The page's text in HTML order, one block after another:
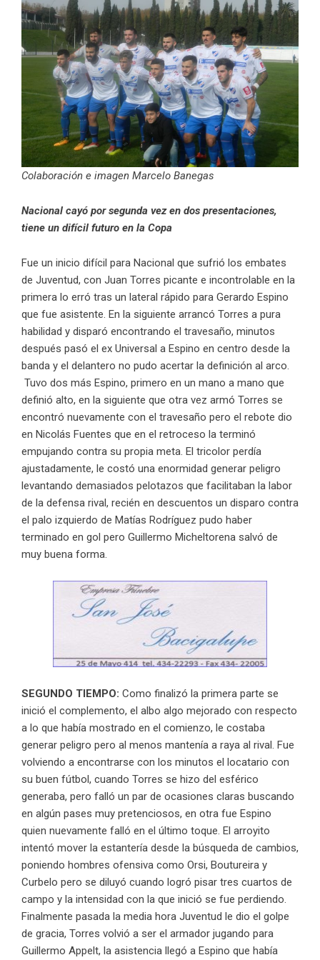
Colaboración e imagen Marcelo Banegas
Nacional cayó por segunda vez en dos presentaciones,
tiene un difícil futuro en la Copa
Fue un inicio difícil para Nacional que sufrió los embates
de Juventud, con Juan Torres picante e incontrolable en la
primera lo erró tras un lateral rápido para Gerardo Espino
que fue asistente. En la siguiente arrancó Torres a pura
habilidad y disparó encontrando el travesaño, minutos
después pasó el ex Universal a Espino en centro desde la
banda y el delantero no pudo acertar la definición al arco.
Tuvo dos más Espino, primero en un mano a mano que
definió alto, en la siguiente que otra vez armó Torres se
encontró nuevamente con el travesaño pero el rebote dio
en Nicolás Fuentes que en el retroceso la terminó
empujando contra su propia meta. El tricolor perdía
ajustadamente, le costó una enormidad generar peligro
levantando demasiados pelotazos que facilitaban la labor
de la defensa rival, recién en descuentos un disparo contra
el palo izquierdo de Matías Rodríguez pudo haber
terminado en gol pero Guillermo Micheltorena salvó de
muy buena forma.
SEGUNDO TIEMPO: Como finalizó la primera parte se
inició el complemento, el albo algo mejorado con respecto
a lo que había mostrado en el comienzo, le costaba
generar peligro pero al menos mantenía a raya al rival. Fue
volviendo a encontrarse con los minutos el locatario con
su buen fútbol, cuando Torres se hizo del esférico
generaba, pero falló un par de ocasiones claras buscando
en algún pases muy pretenciosos, en otra fue Espino
quien nuevamente falló en el último toque. El arroyito
intentó mover la estantería desde la búsqueda de cambios,
poniendo hombres ofensiva como Orsi, Boutureira y
Curbelo pero se diluyó cuando logró pisar tres cuartos de
campo y la intensidad con la que inició se fue perdiendo.
Finalmente pasada la media hora Juventud le dio el golpe
de gracia, Torres volvió a ser el armador jugando para
Guillermo Appelt, la asistencia llegó a Espino que había